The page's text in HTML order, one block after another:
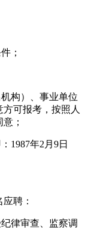
；
构）、事业单位
可报考，按照人
；
1987年2月9日
聘：
律审查、监察调